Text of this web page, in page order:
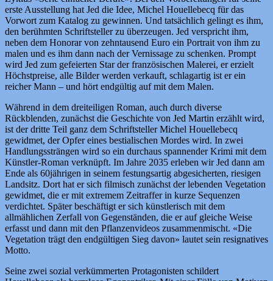
erste Ausstellung hat Jed die Idee, Michel Houellebecq für das
Vorwort zum Katalog zu gewinnen. Und tatsächlich gelingt es ihm,
den berühmten Schriftsteller zu überzeugen. Jed verspricht ihm,
neben dem Honorar von zehntausend Euro ein Portrait von ihm zu
malen und es ihm dann nach der Vernissage zu schenken. Prompt
wird Jed zum gefeierten Star der französischen Malerei, er erzielt
Höchstpreise, alle Bilder werden verkauft, schlagartig ist er ein
reicher Mann – und hört endgültig auf mit dem Malen.
Während in dem dreiteiligen Roman, auch durch diverse
Rückblenden, zunächst die Geschichte von Jed Martin erzählt wird,
ist der dritte Teil ganz dem Schriftsteller Michel Houellebecq
gewidmet, der Opfer eines bestialischen Mordes wird. In zwei
Handlungssträngen wird so ein durchaus spannender Krimi mit dem
Künstler-Roman verknüpft. Im Jahre 2035 erleben wir Jed dann am
Ende als 60jährigen in seinem festungsartig abgesicherten, riesigen
Landsitz. Dort hat er sich filmisch zunächst der lebenden Vegetation
gewidmet, die er mit extremem Zeitraffer in kurze Sequenzen
verdichtet. Später beschäftigt er sich künstlerisch mit dem
allmählichen Zerfall von Gegenständen, die er auf gleiche Weise
erfasst und dann mit den Pflanzenvideos zusammenmischt. «Die
Vegetation trägt den endgültigen Sieg davon» lautet sein resignatives
Motto.
Seine zwei sozial verkümmerten Protagonisten schildert